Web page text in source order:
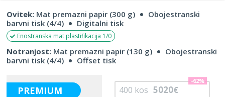
Ovitek: Mat premazni papir (300 g)
Obojestranski
barvni tisk (4/4)
Digitalni tisk
Enostranska mat plastifikacija 1/0
Notranjost: Mat premazni papir (130 g)
Obojestranski
barvni tisk (4/4)
Offset tisk
PREMIUM 400 kos 5020€
-62%